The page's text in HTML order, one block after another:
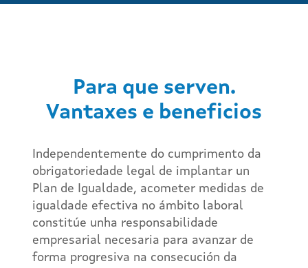
Para que serven.
Vantaxes e beneficios​
Independentemente do cumprimento da
obrigatoriedade legal de implantar un
Plan de Igualdade, acometer medidas de
igualdade efectiva no ámbito laboral
constitúe unha responsabilidade
empresarial necesaria para avanzar de
forma progresiva na consecución da